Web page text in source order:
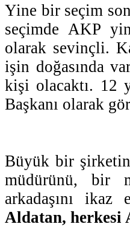
Yine bir seçim
seçimde AKP
olarak sevinçli.
işin doğasında
kişi olacaktı. 12
Başkanı olarak
Büyük bir
müdürünü, bir
arkadaşını ikaz
Aldatan, herkesi